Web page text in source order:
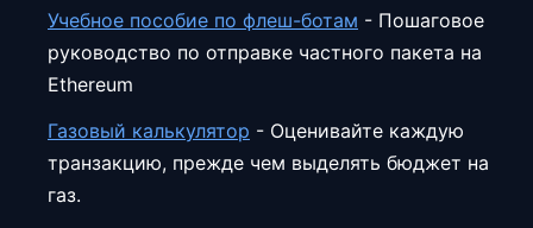
Учебное пособие по флеш-ботам - Пошаговое
руководство по отправке частного пакета на
Ethereum
Газовый калькулятор - Оценивайте каждую
транзакцию, прежде чем выделять бюджет на
газ.